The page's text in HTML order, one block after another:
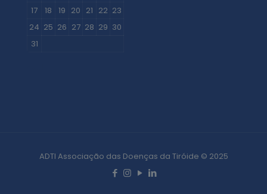
17
18 19 20 21 22 23
24 25 26 27 28 29 30
31
ADTI Associação das Doenças da Tiróide © 2025